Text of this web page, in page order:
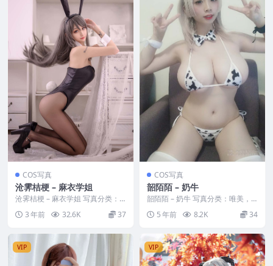
COS写真
沧霁桔梗 – 麻衣学姐
沧霁桔梗 – 麻衣学姐 写真分类：
唯美，参与模特：沧霁桔梗 [套图
大小]：[18...
3 年前 32.6K 37
COS写真
韶陌陌 – 奶牛
韶陌陌 – 奶牛 写真分类：唯美，
参与模特：韶陌陌 [套图大小]：[3
0P／51...
5 年前 8.2K 34
VIP VIP